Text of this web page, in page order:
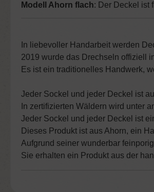
Modell Ahorn flach: Der Deckel ist
n liebevoller Handarbeit werden
2019 wurde das Drechseln offiziell
Es ist ein traditionelles Handwerk,
Jeder Sockel und jeder Deckel ist
In zertifizierten Wäldern wird unter
Jeder Sockel und jeder Deckel ist
Dieses Produkt ist aus Ahorn, ein
Aufgrund seiner wunderbar
Sie erhalten ein Produkt aus der